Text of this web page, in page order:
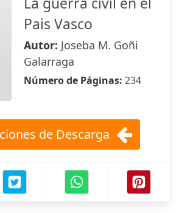
Pais Vasco
Autor: Joseba M. Goñi
Galarraga
Número de Páginas: 234
de Descarga